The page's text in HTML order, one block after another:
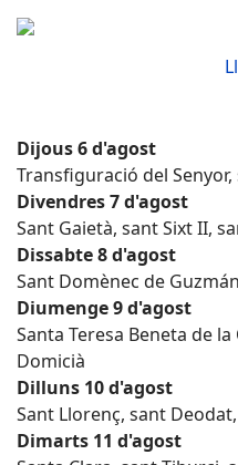
Dijous 6 d'agost
Transfiguració del
Divendres 7 d'agost
Sant Gaietà, sant Sixt II,
Dissabte 8 d'agost
Sant Domènec de
Diumenge 9 d'agost
Santa Teresa Beneta de
Domicià
Dilluns 10 d'agost
Sant Llorenç, sant
Dimarts 11 d'agost